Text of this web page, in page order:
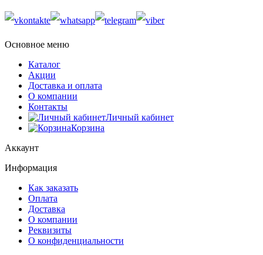
Основное меню
Каталог
Акции
Доставка и оплата
О компании
Контакты
Личный кабинет
Корзина
Аккаунт
Информация
Как заказать
Оплата
Доставка
О компании
Реквизиты
О конфиденциальности